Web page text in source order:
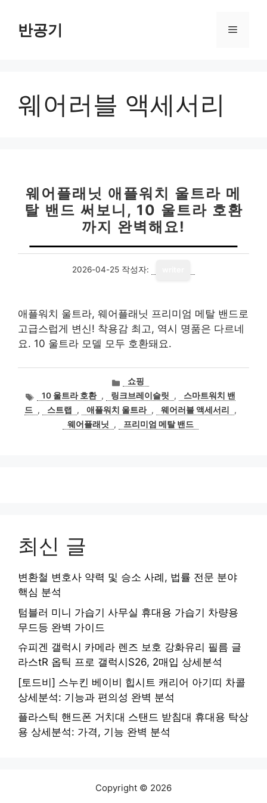
반공기 메
웨어러블 액세서리
웨어플래닛 애플워치 울트라 메
탈 밴드 써보니, 10 울트라 호환
까지 완벽해요!
2026-04-25 작성자:
애플워치 울트라, 웨어플래닛 프리미엄 메탈 밴드로
고급스럽게 변신! 착용감 최고, 역시 명품은 다르네
요. 10 울트라 모델 모두 호환돼요.
카
테
고
리
쇼핑
태10 울트라 호환 , 링크브레이슬릿 ,
스마트워치 밴
드 , 스트랩 , 애플워치 울트라 , 웨어러블 액세서리
,
웨어플래닛
, 프리미엄 메탈 밴드
최신 글
변환철 변호사 약력 및 승소 사례, 법률 전문 분야
핵심 분석
텀블러 미니 가습기 사무실 휴대용 가습기 차량용
무드등 완벽 가이드
슈피겐 갤럭시 카메라 렌즈 보호 강화유리 필름 글
라스tR 옵틱 프로 갤럭시S26, 2매입 상세분석
[토드비] 스누킨 베이비 힙시트 캐리어 아기띠 차콜
상세분석: 기능과 편의성 완벽 분석
플라스틱 핸드폰 거치대 스탠드 받침대 휴대용 탁상
용 상세분석: 가격, 기능 완벽 분석
Copyright © 2026